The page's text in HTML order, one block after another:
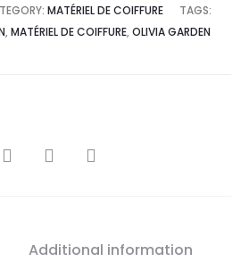
MATÉRIEL DE COIFFURE
TAGS:
, MATÉRIEL DE COIFFURE, OLIVIA GARDEN
SHARE
Additional information